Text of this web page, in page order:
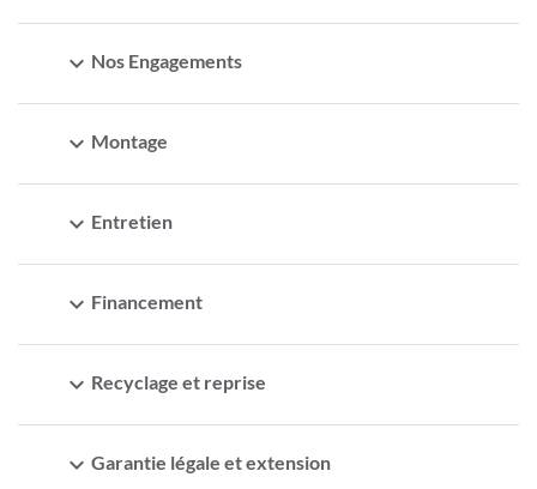
expand_more Nos Engagements
expand_more Montage
expand_more Entretien
expand_more Financement
expand_more Recyclage et reprise
expand_more Garantie légale et extension